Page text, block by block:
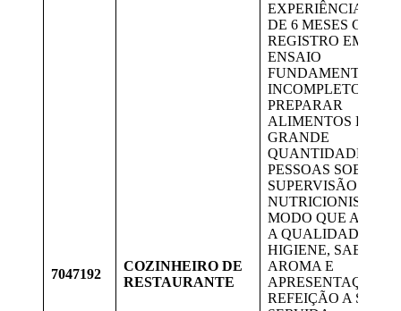
7047192
COZINHEIRO DE
RESTAURANTE
EXPERIÊNCIA
DE 6 MESES COM
REGISTRO EM
ENSAIO
FUNDAMENTAL
INCOMPLETO;
PREPARAR
ALIMENTOS EM
GRANDE
QUANTIDADE DE
PESSOAS SOB
SUPERVISÃO DE
NUTRICIONISTA,
MODO QUE
A QUALIDADE,
HIGIENE, SABOR,
AROMA E
APRESENTAÇÃO
REFEIÇÃO A SER